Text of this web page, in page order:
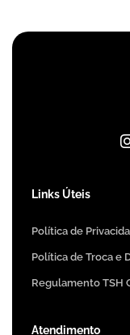
Links Úteis
Política de
Política de Troca e
Regulamento TSH
Atendimento